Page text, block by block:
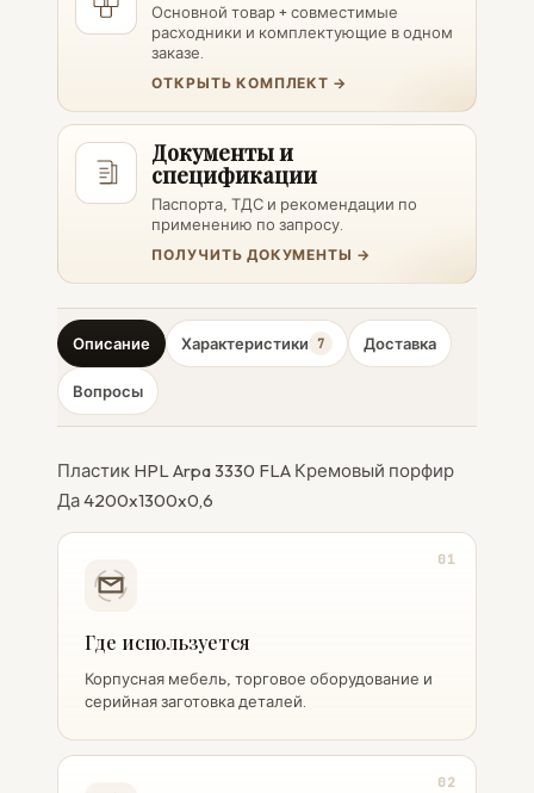
Основной товар + совместимые
расходники и комплектующие в одном
заказе.
ОТКРЫТЬ КОМПЛЕКТ →
Документы и
спецификации
Паспорта, ТДС и рекомендации по
применению по запросу.
ПОЛУЧИТЬ ДОКУМЕНТЫ →
Описание Характеристики 7 Доставка
Вопросы
Пластик HPL Arpa 3330 FLA Кремовый порфир
Да 4200x1300x0,6
01
Где используется
Корпусная мебель, торговое оборудование и
серийная заготовка деталей.
02